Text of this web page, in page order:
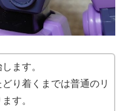
ます。
り着くまでは普通のリ
す。